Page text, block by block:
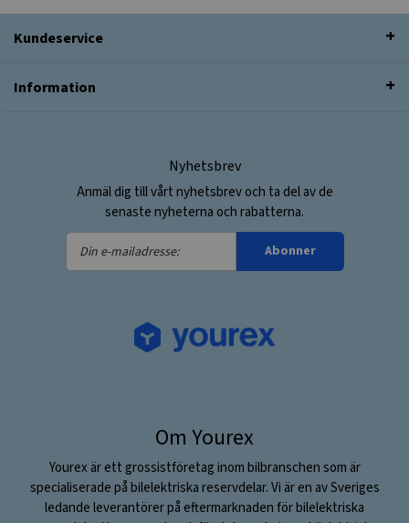
Kundeservice
Information
Nyhetsbrev
Anmäl dig till vårt nyhetsbrev och ta del av de
senaste nyheterna och rabatterna.
Din
e-
Abonner
Om Yourex
Yourex är ett grossistföretag inom bilbranschen som är
specialiserade på bilelektriska reservdelar. Vi är en av Sveriges
ledande leverantörer på eftermarknaden för bilelektriska